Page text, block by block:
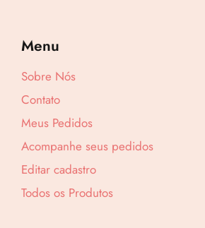
Menu
Sobre Nós
Contato
Meus Pedidos
Acompanhe seus pedidos
Editar cadastro
Todos os Produtos